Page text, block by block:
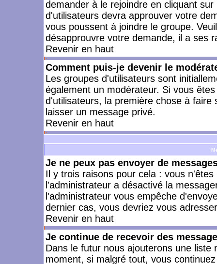
demander à le rejoindre en cliquant
d'utilisateurs devra approuver votre
vous poussent à joindre le groupe.
désapprouvre votre demande, il a ses
Revenir en haut
Comment puis-je devenir le
Les groupes d'utilisateurs sont
également un modérateur. Si vous
d'utilisateurs, la première chose à
laisser un message privé.
Revenir en haut
Je ne peux pas envoyer de
Il y trois raisons pour cela : vous
l'administrateur a désactivé la
l'administrateur vous empêche
dernier cas, vous devriez vous
Revenir en haut
Je continue de recevoir des
Dans le futur nous ajouterons une
moment, si malgré tout, vous